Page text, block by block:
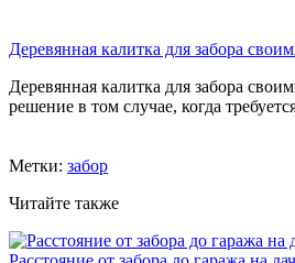
Деревянная калитка для забора
Деревянная калитка для забора
решение в том случае, когда
Метки: забор
Читайте также